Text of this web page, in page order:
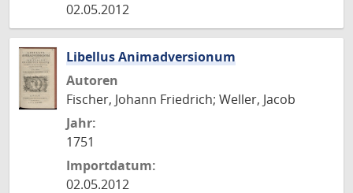
02.05.2012
Libellus Animadversionum
Autoren
Fischer, Johann Friedrich; Weller, Jacob
Jahr:
1751
Importdatum:
02.05.2012